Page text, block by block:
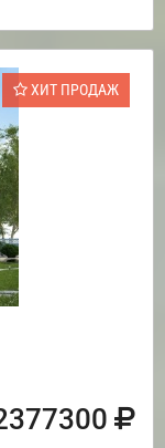
ХИТ ПРОДАЖ